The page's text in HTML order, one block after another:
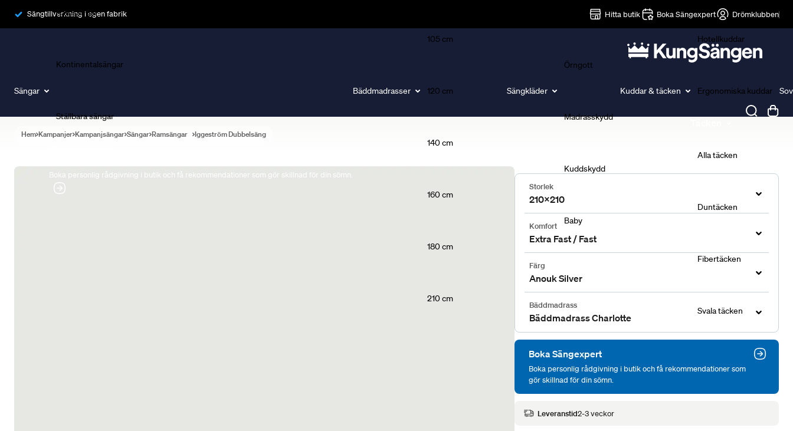
Sängtillverkning i egen fabrik Hitta butik Boka Sängexpert Drömklubben
Sängar
Ramsängar
Kontinentalsängar
Ställbara sängar
Boka personlig rådgivning i butik och få rekommendationer som gör skillnad för din sömn.
Bäddmadrasser
105 cm
120 cm
140 cm
160 cm
180 cm
210 cm
Sängkläder
Örngott
Madrasskydd
Kuddskydd
Baby
Kuddar & täcken
Hotellkuddar
Ergonomiska kuddar
Alla täcken
Duntäcken
Fibertäcken
Svala täcken
Hem Kampanjer Kampanjsängar Sängar Ramsängar Iggeström Dubbelsäng
Storlek
210x210
Komfort
Extra Fast / Fast
Färg
Anouk Silver
Bäddmadrass
Bäddmadrass Charlotte
Boka Sängexpert
Boka personlig rådgivning i butik och få rekommendationer som
gör skillnad för din sömn.
Leveranstid2-3 veckor